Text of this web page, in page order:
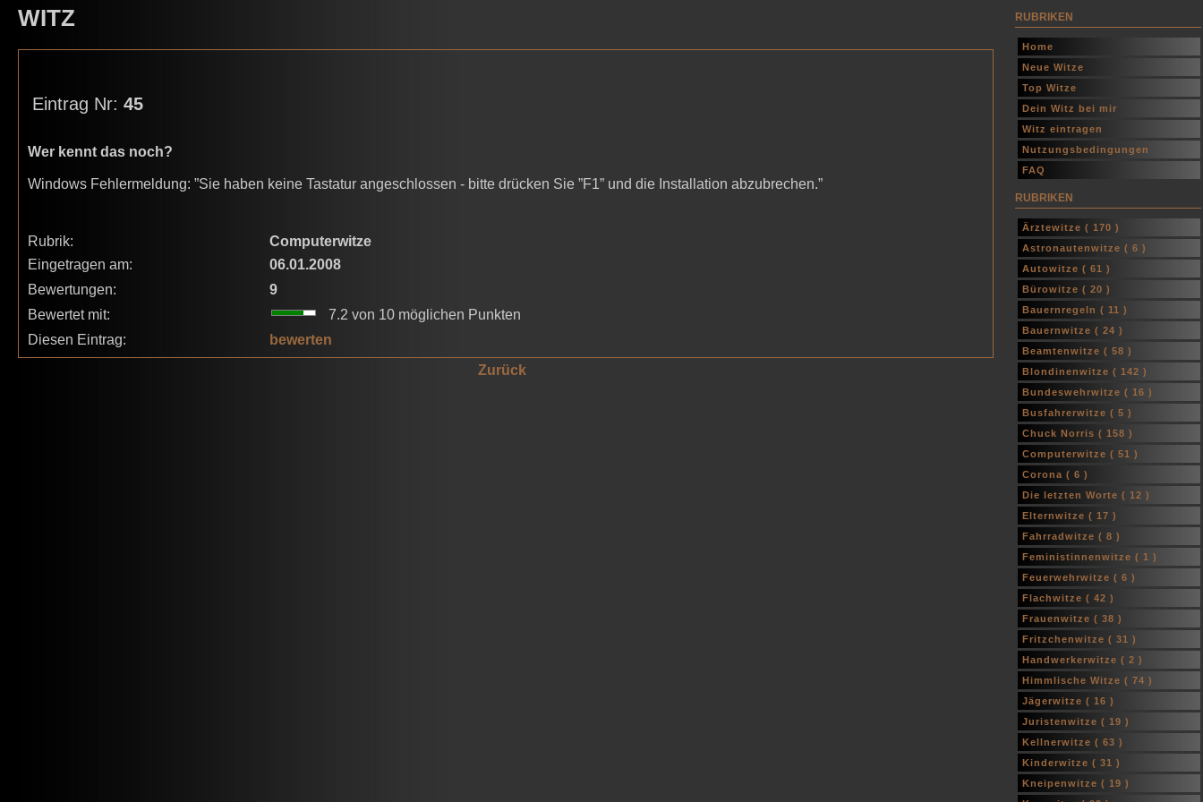
WITZ
Eintrag Nr: 45
Wer kennt das noch?
Windows Fehlermeldung: ”Sie haben keine Tastatur angeschlossen - bitte drücken Sie ”F1” und die Installation abzubrechen.”
Rubrik:
Computerwitze
Eingetragen am:
06.01.2008
Bewertungen:
9
Bewertet mit:
7.2 von 10 möglichen Punkten
Diesen Eintrag:
bewerten
Zurück
RUBRIKEN
Home
Neue Witze
Top Witze
Dein Witz bei mir
Witz eintragen
Nutzungsbedingungen
FAQ
RUBRIKEN
Ärztewitze ( 170 )
Astronautenwitze ( 6 )
Autowitze ( 61 )
Bürowitze ( 20 )
Bauernregeln ( 11 )
Bauernwitze ( 24 )
Beamtenwitze ( 58 )
Blondinenwitze ( 142 )
Bundeswehrwitze ( 16 )
Busfahrerwitze ( 5 )
Chuck Norris ( 158 )
Computerwitze ( 51 )
Corona ( 6 )
Die letzten Worte ( 12 )
Elternwitze ( 17 )
Fahrradwitze ( 8 )
Feministinnenwitze ( 1 )
Feuerwehrwitze ( 6 )
Flachwitze ( 42 )
Frauenwitze ( 38 )
Fritzchenwitze ( 31 )
Handwerkerwitze ( 2 )
Himmlische Witze ( 74 )
Jägerwitze ( 16 )
Juristenwitze ( 19 )
Kellnerwitze ( 63 )
Kinderwitze ( 31 )
Kneipenwitze ( 19 )